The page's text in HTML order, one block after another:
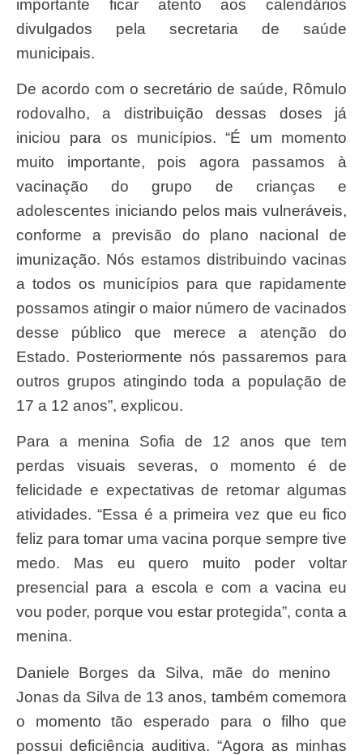
importante ficar atento aos calendários
divulgados pela secretaria de saúde
municipais.
De acordo com o secretário de saúde, Rômulo
rodovalho, a distribuição dessas doses já
iniciou para os municípios. “É um momento
muito importante, pois agora passamos à
vacinação do grupo de crianças e
adolescentes iniciando pelos mais vulneráveis,
conforme a previsão do plano nacional de
imunização. Nós estamos distribuindo vacinas
a todos os municípios para que rapidamente
possamos atingir o maior número de vacinados
desse público que merece a atenção do
Estado. Posteriormente nós passaremos para
outros grupos atingindo toda a população de
17 a 12 anos”, explicou.
Para a menina Sofia de 12 anos que tem
perdas visuais severas, o momento é de
felicidade e expectativas de retomar algumas
atividades. “Essa é a primeira vez que eu fico
feliz para tomar uma vacina porque sempre tive
medo. Mas eu quero muito poder voltar
presencial para a escola e com a vacina eu
vou poder, porque vou estar protegida”, conta a
menina.
Daniele Borges da Silva, mãe do menino
Jonas da Silva de 13 anos, também comemora
o momento tão esperado para o filho que
possui deficiência auditiva. “Agora as minhas